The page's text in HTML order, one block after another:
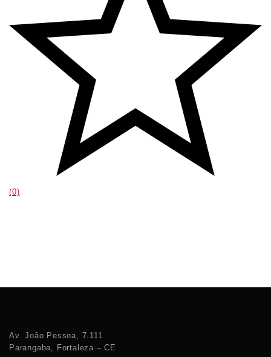
(0)
Av. João Pessoa, 7.111
Parangaba, Fortaleza – CE